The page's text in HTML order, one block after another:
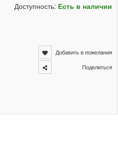
Доступность: Есть в наличии
Добавить в пожелания
Поделиться